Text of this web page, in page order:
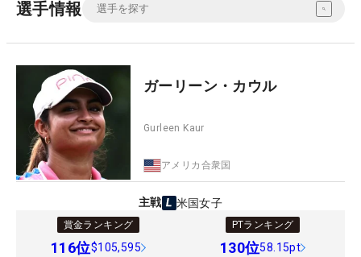
選手情報
ガーリーン・カウル
Gurleen Kaur
アメリカ合衆国
主戦 米国女子
賞金ランキング
116位$105,595
PTランキング
130位58.15pt